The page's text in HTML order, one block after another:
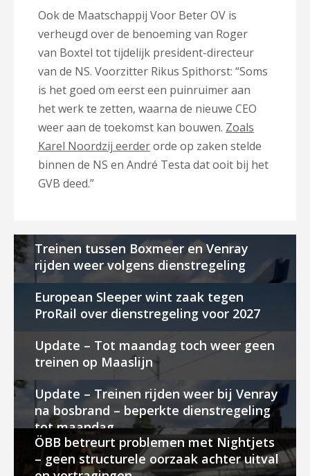
Ook de Maatschappij Voor Beter OV is
verheugd over de benoeming van Roger
van Boxtel tot tijdelijk president-directeur
van de NS. Voorzitter Rikus Spithorst: “Soms
is het goed om eerst een puinruimer aan
het werk te zetten, waarna de nieuwe CEO
weer aan de toekomst kan bouwen. Zoals
Karel Noordzij eerderorde op zaken stelde
binnen de NS en André Testa dat ooit bij het
GVB deed.”
Treinen tussen Boxmeer en Venray
rijden weer volgens dienstregeling
European Sleeper wint zaak tegen
ProRail over dienstregeling voor 2027
Update – Tot maandag toch weer geen
treinen op Maaslijn
Update – Treinen rijden weer bij Venray
na bosbrand – beperkte dienstregeling
tot maandag
ÖBB betreurt problemen met Nightjets
– geen structurele oorzaak achter uitval